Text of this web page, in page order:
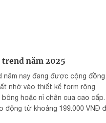
trend năm 2025
năm nay đang được cộng đồng
nhờ vào thiết kế form rộng
hoặc nỉ chân cua cao cấp.
động từ khoảng 199.000 VNĐ